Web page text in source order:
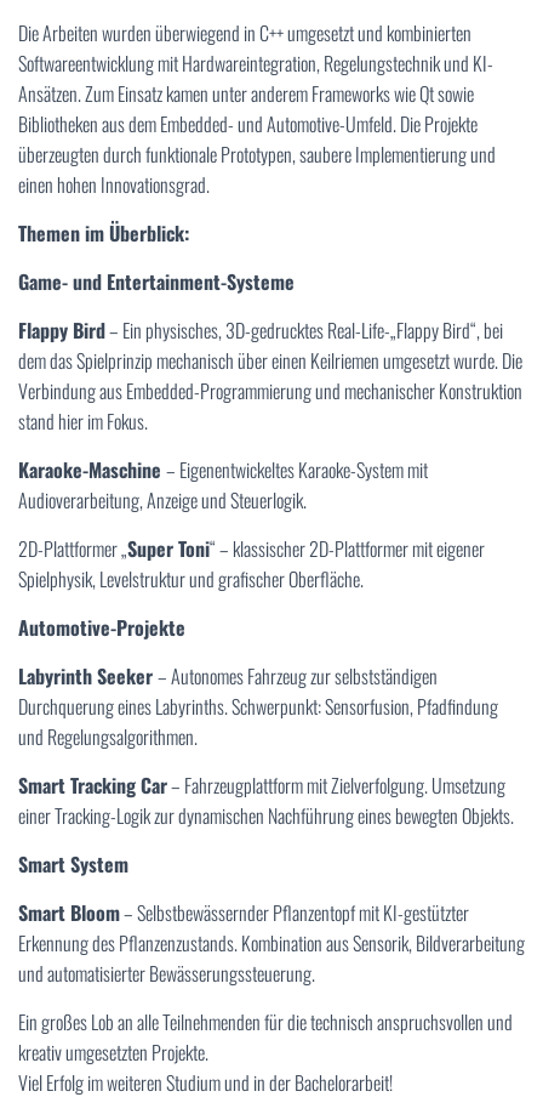
Die Arbeiten wurden überwiegend in C++ umgesetzt und kombinierten
Softwareentwicklung mit Hardwareintegration, Regelungstechnik und KI-
Ansätzen. Zum Einsatz kamen unter anderem Frameworks wie Qt sowie
Bibliotheken aus dem Embedded- und Automotive-Umfeld. Die Projekte
überzeugten durch funktionale Prototypen, saubere Implementierung und
einen hohen Innovationsgrad.
Themen im Überblick:
Game- und Entertainment-Systeme
Flappy Bird– Ein physisches, 3D-gedrucktes Real-Life-„Flappy Bird“, bei
dem das Spielprinzip mechanisch über einen Keilriemen umgesetzt wurde. Die
Verbindung aus Embedded-Programmierung und mechanischer Konstruktion
stand hier im Fokus.
Karaoke-Maschine – Eigenentwickeltes Karaoke-System mit
Audioverarbeitung, Anzeige und Steuerlogik.
2D-Plattformer „Super Toni“ – klassischer 2D-Plattformer mit eigener
Spielphysik, Levelstruktur und grafischer Oberfläche.
Automotive-Projekte
Labyrinth Seeker– Autonomes Fahrzeug zur selbstständigen
Durchquerung eines Labyrinths. Schwerpunkt: Sensorfusion, Pfadfindung
und Regelungsalgorithmen.
Smart Tracking Car– Fahrzeugplattform mit Zielverfolgung. Umsetzung
einer Tracking-Logik zur dynamischen Nachführung eines bewegten Objekts.
Smart System
Smart Bloom– Selbstbewässernder Pflanzentopf mit KI-gestützter
Erkennung des Pflanzenzustands. Kombination aus Sensorik, Bildverarbeitung
und automatisierter Bewässerungssteuerung.
Ein großes Lob an alle Teilnehmenden für die technisch anspruchsvollen und
kreativ umgesetzten Projekte.
Viel Erfolg im weiteren Studium und in der Bachelorarbeit!